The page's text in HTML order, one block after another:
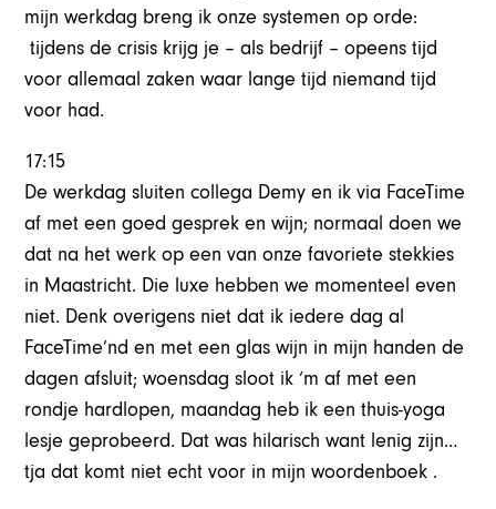
mijn werkdag breng ik onze systemen op orde:
tijdens de crisis krijg je – als bedrijf – opeens tijd
voor allemaal zaken waar lange tijd niemand tijd
voor had.
17:15
De werkdag sluiten collega Demy en ik via FaceTime
af met een goed gesprek en wijn; normaal doen we
dat na het werk op een van onze favoriete stekkies
in Maastricht. Die luxe hebben we momenteel even
niet. Denk overigens niet dat ik iedere dag al
FaceTime’nd en met een glas wijn in mijn handen de
dagen afsluit; woensdag sloot ik ‘m af met een
rondje hardlopen, maandag heb ik een thuis-yoga
lesje geprobeerd. Dat was hilarisch want lenig zijn…
tja dat komt niet echt voor in mijn woordenboek .